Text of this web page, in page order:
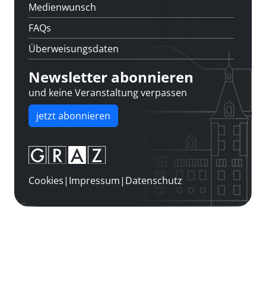
Medienwunsch
FAQs
Überweisungsdaten
Newsletter abonnieren
und keine Veranstaltung verpassen
jetzt abonnieren
Cookies| Impressum| Datenschutz